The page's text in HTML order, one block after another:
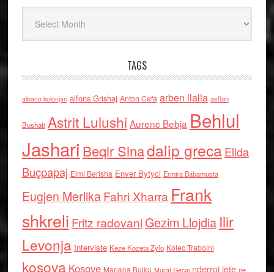
TAGS
albano kolonjari alfons Grishaj Anton Cefa arben llalla asllan
Bushati Astrit Lulushi Aurenc Bebja Behlul
Jashari Beqir Sinadalip grecaElida
Buçpapaj Elmi Berisha Enver Bytyci Ermira Babamusta
Eugjen MerlikaFahri Xharra Frank
shkreli Fritz radovaniGezim Llojdia Ilir
Levonja Interviste Keze Kozeta Zylo Kolec Traboini
kosova Kosove Marjana Bulku Murat Gecaj nderroi jete ne